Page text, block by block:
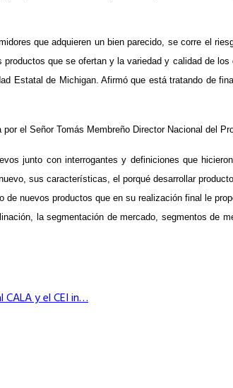
que adquieren un bien parecido, se corre el
que se ofertan y la variedad y calidad de
Estatal de Michigan. Afirmó que está tratando de
el Señor Tomás Membreño Director Nacional del
junto con interrogantes y definiciones que
sus características, el porqué desarrollar
nuevos productos que en su realización final le
la segmentación de mercado, segmentos de
CALA y el CEI in…